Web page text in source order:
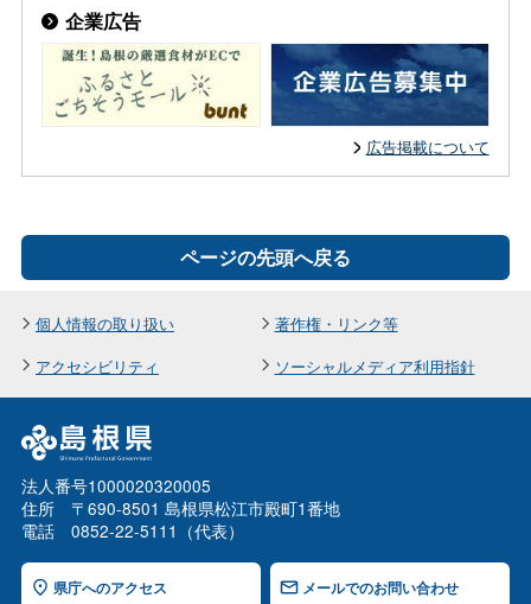
企業広告
広告掲載について
ページの先頭へ戻る
個人情報の取り扱い
著作権・リンク等
アクセシビリティ
ソーシャルメディア利用指針
法人番号1000020320005
住所 〒690-8501 島根県松江市殿町1番地
電話 0852-22-5111（代表）
県庁へのアクセス メールでのお問い合わせ